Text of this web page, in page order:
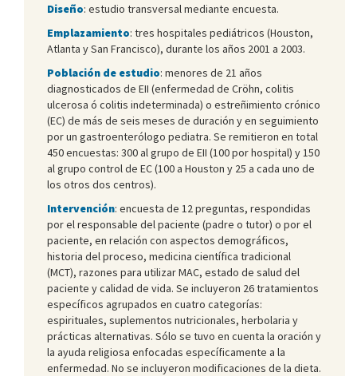
Diseño: estudio transversal mediante encuesta.
Emplazamiento: tres hospitales pediátricos (Houston,
Atlanta y San Francisco), durante los años 2001 a 2003.
Población de estudio: menores de 21 años
diagnosticados de EII (enfermedad de Cröhn, colitis
ulcerosa ó colitis indeterminada) o estreñimiento crónico
(EC) de más de seis meses de duración y en seguimiento
por un gastroenterólogo pediatra. Se remitieron en total
450 encuestas: 300 al grupo de EII (100 por hospital) y 150
al grupo control de EC (100 a Houston y 25 a cada uno de
los otros dos centros).
Intervención: encuesta de 12 preguntas, respondidas
por el responsable del paciente (padre o tutor) o por el
paciente, en relación con aspectos demográficos,
historia del proceso, medicina científica tradicional
(MCT), razones para utilizar MAC, estado de salud del
paciente y calidad de vida. Se incluyeron 26 tratamientos
específicos agrupados en cuatro categorías:
espirituales, suplementos nutricionales, herbolaria y
prácticas alternativas. Sólo se tuvo en cuenta la oración y
la ayuda religiosa enfocadas específicamente a la
enfermedad. No se incluyeron modificaciones de la dieta.